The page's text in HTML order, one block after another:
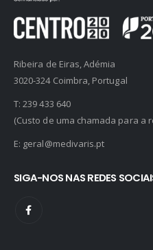
Ribeira de Eiras, Adémia
3020-324 Coimbra, Portugal
T:239 433 640
(Custo de uma chamada para a
E: geral@medivaris.pt
SIGA-NOS NAS REDES